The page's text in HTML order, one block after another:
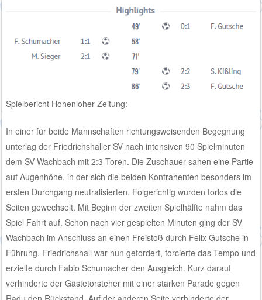
Spielbericht Hohenloher Zeitung:
In einer für beide Mannschaften richtungsweisenden Begegnung
unterlag der Friedrichshaller SV nach intensiven 90 Spielminuten
dem SV Wachbach mit 2:3 Toren. Die Zuschauer sahen eine Partie
auf Augenhöhe, in der sich die beiden Kontrahenten besonders im
ersten Durchgang neutralisierten. Folgerichtig wurden torlos die
Seiten gewechselt. Mit Beginn der zweiten Spielhälfte nahm das
Spiel Fahrt auf. Schon nach vier gespielten Minuten ging der SV
Wachbach im Anschluss an einen Freistoß durch Felix Gutsche in
Führung. Friedrichshall war nun gefordert, forcierte das Tempo und
erzielte durch Fabio Schumacher den Ausgleich. Kurz darauf
verhinderte der Gästetorsteher mit einer starken Parade gegen